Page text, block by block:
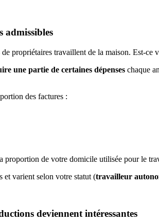
admissibles
propriétaires travaillent de la maison. Est-ce
une partie de certaines dépenses chaque
des factures :
proportion de votre domicile utilisée pour le
et varient selon votre statut (travailleur
deviennent intéressantes